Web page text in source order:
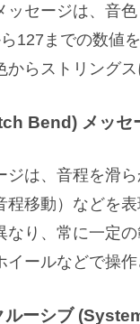
ッセージは、音
127までの数値
らストリング
Bend) メッセ
ジは、音程を滑
程移動）などを
なり、常に一定
イールなどで操
ルーシブ